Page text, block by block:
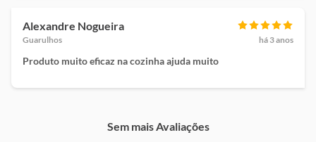
Alexandre Nogueira
Guarulhos há 3 anos
Produto muito eficaz na cozinha ajuda muito
Sem mais Avaliações